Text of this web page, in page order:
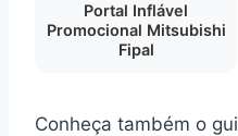
Portal Inflável
Promocional Mitsubishi
Fipal
Conheça também o